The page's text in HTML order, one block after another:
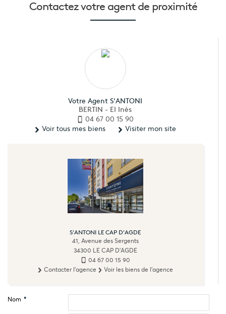
Contactez votre agent de proximité
Votre Agent S'ANTONI
BERTIN - EI Inès
04 67 00 15 90
Voir tous mes biens
Visiter mon site
S'ANTONI LE CAP D'AGDE
41, Avenue des Sergents
34300 LE CAP D'AGDE
04 67 00 15 90
Contacter l'agence
Voir les biens de l'agence
Nom *